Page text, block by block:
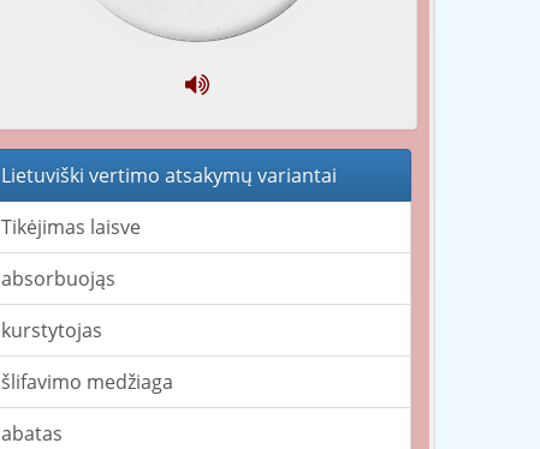
Lietuviški vertimo atsakymų variantai
Tikėjimas laisve
absorbuojąs
kurstytojas
šlifavimo medžiaga
abatas